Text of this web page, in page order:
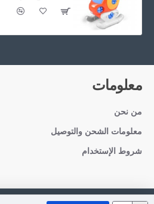
معلومات
من نحن
معلومات الشحن والتوصيل
شروط الإستخدام